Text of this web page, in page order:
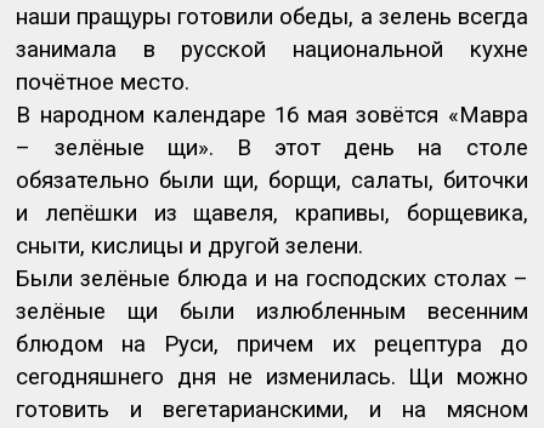
наши пращуры готовили обеды, а зелень всегда
занимала в русской национальной кухне
почётное место.
В народном календаре 16 мая зовётся «Мавра
– зелёные щи». В этот день на столе
обязательно были щи, борщи, салаты, биточки
и лепёшки из щавеля, крапивы, борщевика,
сныти, кислицы и другой зелени.
Были зелёные блюда и на господских столах –
зелёные щи были излюбленным весенним
блюдом на Руси, причем их рецептура до
сегодняшнего дня не изменилась. Щи можно
готовить и вегетарианскими, и на мясном